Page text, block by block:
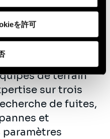
を許可
de simplifier
de terrain
sur trois
de fuites,
et